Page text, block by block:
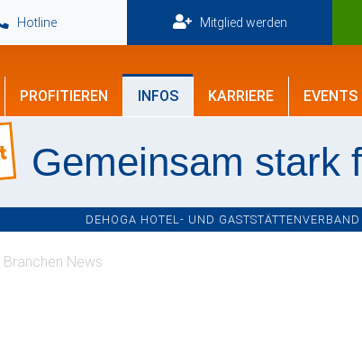
Hotline Mitglied werden
PROFITIEREN INFOS KARRIERE EVENTS
Gemeinsam stark
DEHOGA HOTEL- UND
Branchen News